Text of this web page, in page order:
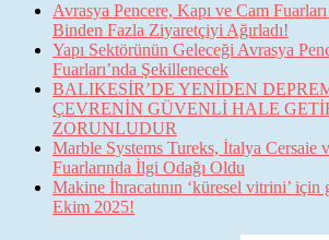
Avrasya Pencere, Kapı ve Cam
Binden Fazla Ziyaretçiyi Ağırladı!
Yapı Sektörünün Geleceği Avrasya
Fuarları’nda Şekillenecek
BALIKESİR’DE YENİDEN
ÇEVRENİN GÜVENLİ HALE
ZORUNLUDUR
Marble Systems Tureks, İtalya Cersaie
Fuarlarında İlgi Odağı Oldu
Makine İhracatının ‘küresel vitrini’ için
Ekim 2025!